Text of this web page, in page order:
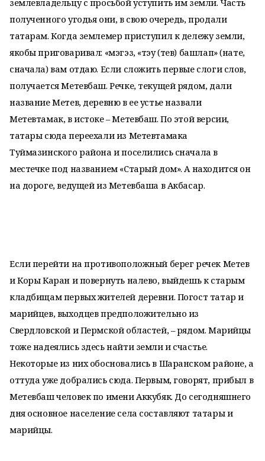
землевладельцу с просьбой уступить им земли. Часть
полученного угодья они, в свою очередь, продали
татарам. Когда землемер приступил к дележу земли,
якобы приговаривал: «мэгэз, «тэу (тев) башлап» (нате,
сначала) вам отдаю. Если сложить первые слоги слов,
получается Метевбаш. Речке, текущей рядом, дали
название Метев, деревню в ее устье назвали
Метевтамак, в истоке – Метевбаш. По этой версии,
татары сюда переехали из Метевтамака
Туймазинского района и поселились сначала в
местечке под названием «Старый дом». А находится он
на дороге, ведущей из Метевбаша в Акбасар.
Если перейти на противоположный берег речек Метев
и Коры Каран и повернуть налево, выйдешь к старым
кладбищам первых жителей деревни. Погост татар и
марийцев, выходцев предположительно из
Свердловской и Пермской областей, – рядом. Марийцы
тоже надеялись здесь найти земли и счастье.
Некоторые из них обосновались в Шаранском районе, а
оттуда уже добрались сюда. Первым, говорят, прибыл в
Метевбаш человек по имени Аккубяк. До сегодняшнего
дня основное население села составляют татары и
марийцы.